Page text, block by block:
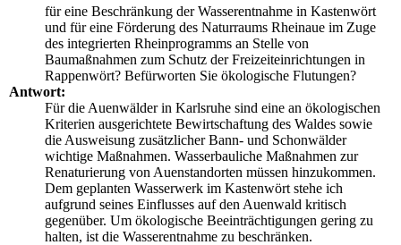
für eine Beschränkung der Wasserentnahme in Kastenwört
und für eine Förderung des Naturraums Rheinaue im Zuge
des integrierten Rheinprogramms an Stelle von
Baumaßnahmen zum Schutz der Freizeiteinrichtungen in
Rappenwört? Befürworten Sie ökologische Flutungen?
Antwort:
Für die Auenwälder in Karlsruhe sind eine an ökologischen
Kriterien ausgerichtete Bewirtschaftung des Waldes sowie
die Ausweisung zusätzlicher Bann- und Schonwälder
wichtige Maßnahmen. Wasserbauliche Maßnahmen zur
Renaturierung von Auenstandorten müssen hinzukommen.
Dem geplanten Wasserwerk im Kastenwört stehe ich
aufgrund seines Einflusses auf den Auenwald kritisch
gegenüber. Um ökologische Beeinträchtigungen gering zu
halten, ist die Wasserentnahme zu beschränken.